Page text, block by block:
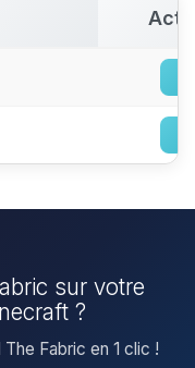
sur votre
?
Fabric en 1 clic !